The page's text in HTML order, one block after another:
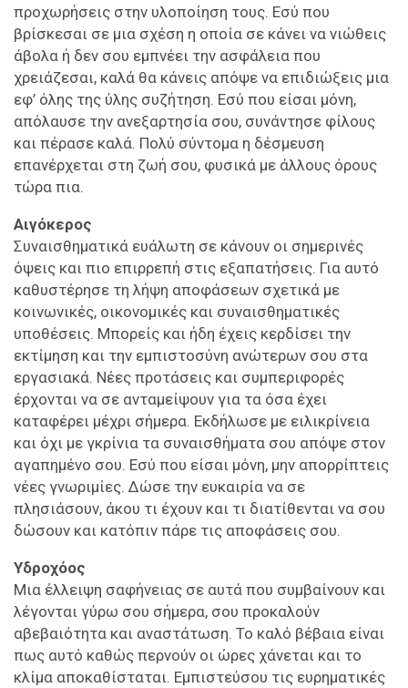
προχωρήσεις στην υλοποίηση τους. Εσύ που
βρίσκεσαι σε μια σχέση η οποία σε κάνει να νιώθεις
άβολα ή δεν σου εμπνέει την ασφάλεια που
χρειάζεσαι, καλά θα κάνεις απόψε να επιδιώξεις μια
εφ’ όλης της ύλης συζήτηση. Εσύ που είσαι μόνη,
απόλαυσε την ανεξαρτησία σου, συνάντησε φίλους
και πέρασε καλά. Πολύ σύντομα η δέσμευση
επανέρχεται στη ζωή σου, φυσικά με άλλους όρους
τώρα πια.
Αιγόκερος
Συναισθηματικά ευάλωτη σε κάνουν οι σημερινές
όψεις και πιο επιρρεπή στις εξαπατήσεις. Για αυτό
καθυστέρησε τη λήψη αποφάσεων σχετικά με
κοινωνικές, οικονομικές και συναισθηματικές
υποθέσεις. Μπορείς και ήδη έχεις κερδίσει την
εκτίμηση και την εμπιστοσύνη ανώτερων σου στα
εργασιακά. Νέες προτάσεις και συμπεριφορές
έρχονται να σε ανταμείψουν για τα όσα έχει
καταφέρει μέχρι σήμερα. Εκδήλωσε με ειλικρίνεια
και όχι με γκρίνια τα συναισθήματα σου απόψε στον
αγαπημένο σου. Εσύ που είσαι μόνη, μην απορρίπτεις
νέες γνωριμίες. Δώσε την ευκαιρία να σε
πλησιάσουν, άκου τι έχουν και τι διατίθενται να σου
δώσουν και κατόπιν πάρε τις αποφάσεις σου.
Υδροχόος
Μια έλλειψη σαφήνειας σε αυτά που συμβαίνουν και
λέγονται γύρω σου σήμερα, σου προκαλούν
αβεβαιότητα και αναστάτωση. Το καλό βέβαια είναι
πως αυτό καθώς περνούν οι ώρες χάνεται και το
κλίμα αποκαθίσταται. Εμπιστεύσου τις ευρηματικές